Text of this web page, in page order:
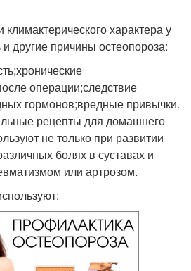
характера у
другие причины остеопороза:
операции;следствие
гормонов;вредные привычки.
рецепты для домашнего
не только при развитии
болях в суставах и
или артрозом.